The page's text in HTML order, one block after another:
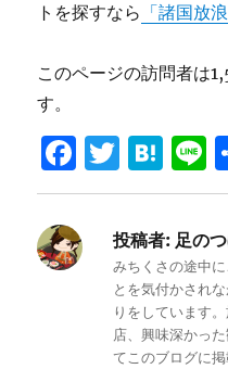
トを探すなら 「諸国放
このページの訪問者は
す。
F
a
c
e
T
w
it
te
r
H
at
e
n
a
投稿者: 足の
みちくさの途中
とを気付かされ
りをしています
店、興味深かっ
てこのブログに